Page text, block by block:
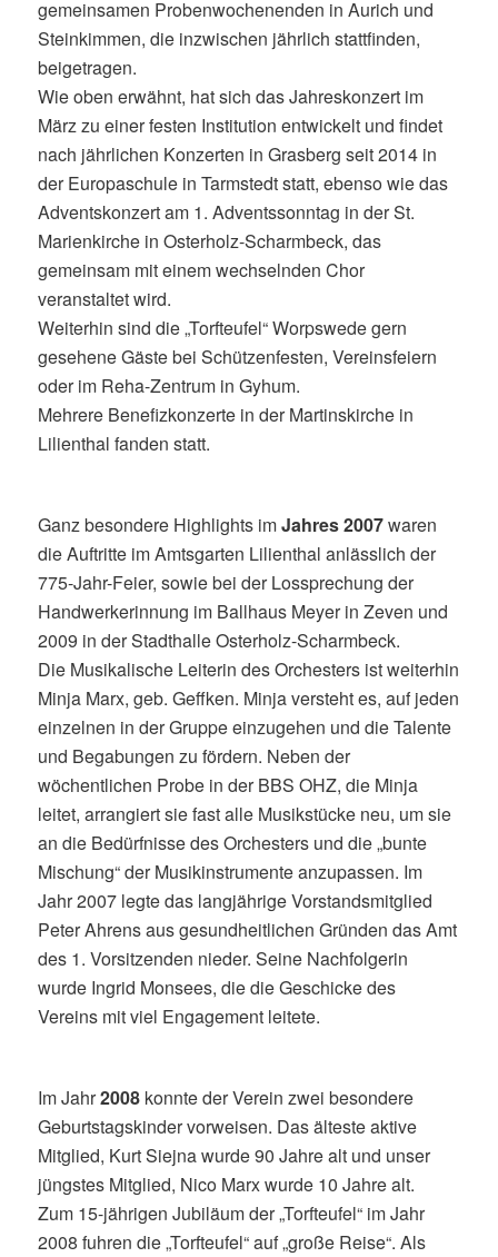
gemeinsamen Probenwochenenden in Aurich und
Steinkimmen, die inzwischen jährlich stattfinden,
beigetragen.
Wie oben erwähnt, hat sich das Jahreskonzert im
März zu einer festen Institution entwickelt und findet
nach jährlichen Konzerten in Grasberg seit 2014 in
der Europaschule in Tarmstedt statt, ebenso wie das
Adventskonzert am 1. Adventssonntag in der St.
Marienkirche in Osterholz-Scharmbeck, das
gemeinsam mit einem wechselnden Chor
veranstaltet wird.
Weiterhin sind die „Torfteufel“ Worpswede gern
gesehene Gäste bei Schützenfesten, Vereinsfeiern
oder im Reha-Zentrum in Gyhum.
Mehrere Benefizkonzerte in der Martinskirche in
Lilienthal fanden statt.
Ganz besondere Highlights imJahres 2007waren
die Auftritte im Amtsgarten Lilienthal anlässlich der
775-Jahr-Feier, sowie bei der Lossprechung der
Handwerkerinnung im Ballhaus Meyer in Zeven und
2009 in der Stadthalle Osterholz-Scharmbeck.
Die Musikalische Leiterin des Orchesters ist weiterhin
Minja Marx, geb. Geffken. Minja versteht es, auf jeden
einzelnen in der Gruppe einzugehen und die Talente
und Begabungen zu fördern. Neben der
wöchentlichen Probe in der BBS OHZ, die Minja
leitet, arrangiert sie fast alle Musikstücke neu, um sie
an die Bedürfnisse des Orchesters und die „bunte
Mischung“ der Musikinstrumente anzupassen. Im
Jahr 2007 legte das langjährige Vorstandsmitglied
Peter Ahrens aus gesundheitlichen Gründen das Amt
des 1. Vorsitzenden nieder. Seine Nachfolgerin
wurde Ingrid Monsees, die die Geschicke des
Vereins mit viel Engagement leitete.
Im Jahr2008 konnte der Verein zwei besondere
Geburtstagskinder vorweisen. Das älteste aktive
Mitglied, Kurt Siejna wurde 90 Jahre alt und unser
jüngstes Mitglied, Nico Marx wurde 10 Jahre alt.
Zum 15-jährigen Jubiläum der „Torfteufel“ im Jahr
2008 fuhren die „Torfteufel“ auf „große Reise“. Als